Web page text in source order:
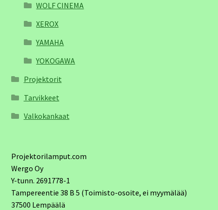
WOLF CINEMA
XEROX
YAMAHA
YOKOGAWA
Projektorit
Tarvikkeet
Valkokankaat
Projektorilamput.com
Wergo Oy
Y-tunn. 2691778-1
Tampereentie 38 B 5 (Toimisto-osoite, ei myymälää)
37500 Lempäälä